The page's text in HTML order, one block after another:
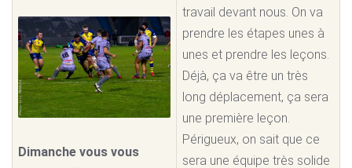
Dimanche vous vous
travail devant nous. On va
prendre les étapes unes à
unes et prendre les leçons.
Déjà, ça va être un très
long déplacement, ça sera
une première leçon.
Périgueux, on sait que ce
sera une équipe très solide